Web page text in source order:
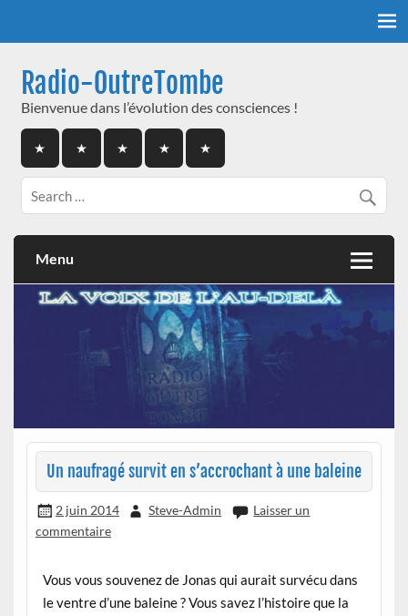
Radio-OutreTombe
Bienvenue dans l’évolution des consciences !
Menu
Un naufragé survit en s’accrochant à une baleine
2 juin 2014 Steve-Admin
Laisser un
commentaire
Vous vous souvenez de Jonas qui aurait survécu dans
le ventre d’une baleine ? Vous savez l’histoire que la